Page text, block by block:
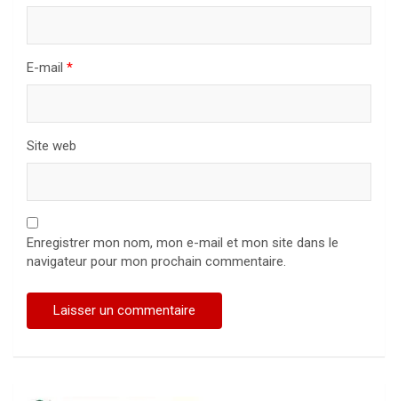
E-mail *
Site web
Enregistrer mon nom, mon e-mail et mon site dans le
navigateur pour mon prochain commentaire.